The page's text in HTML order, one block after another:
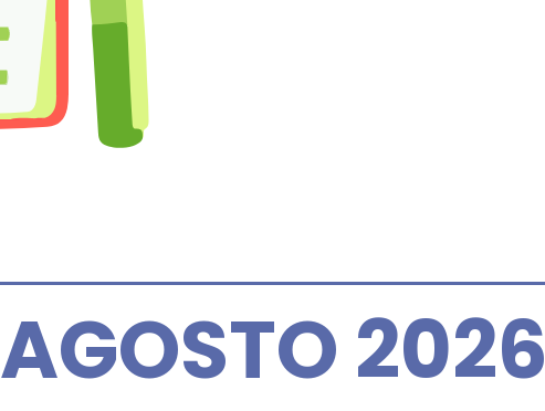
AGOSTO 2026